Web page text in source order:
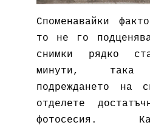
Споменавайки
то не го
снимки рядко
минути,
подреждането на
отделете
фотосесия.